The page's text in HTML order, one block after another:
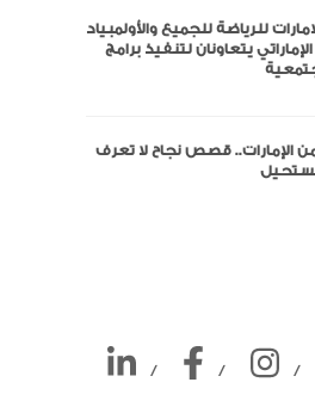
للرياضة للجميع والأولمبياد
يتعاونان لتنفيذ برامج
الإمارات.. قصص نجاح لا تعرف
/ /